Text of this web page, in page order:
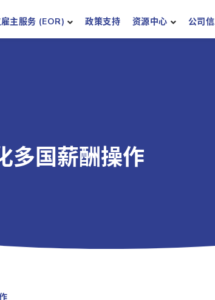
主服务 (EOR) 政策支持 资源中心 公司
多国薪酬操作